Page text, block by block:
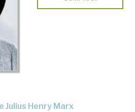
Julius Henry Marx